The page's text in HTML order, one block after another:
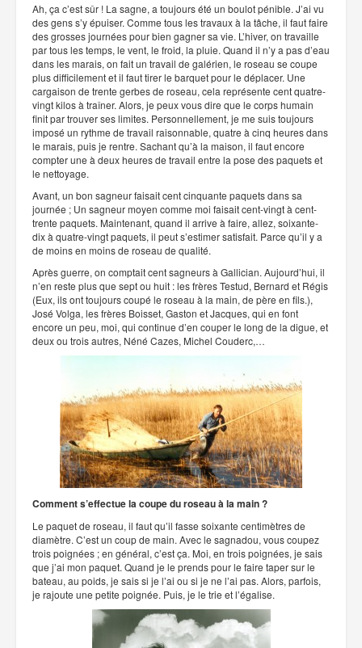
Ah, ça c’est sûr ! La sagne, a toujours été un boulot pénible. J’ai vu
des gens s’y épuiser. Comme tous les travaux à la tâche, il faut faire
des grosses journées pour bien gagner sa vie. L’hiver, on travaille
par tous les temps, le vent, le froid, la pluie. Quand il n’y a pas d’eau
dans les marais, on fait un travail de galérien, le roseau se coupe
plus difficilement et il faut tirer le barquet pour le déplacer. Une
cargaison de trente gerbes de roseau, cela représente cent quatre-
vingt kilos à traîner. Alors, je peux vous dire que le corps humain
finit par trouver ses limites. Personnellement, je me suis toujours
imposé un rythme de travail raisonnable, quatre à cinq heures dans
le marais, puis je rentre. Sachant qu’à la maison, il faut encore
compter une à deux heures de travail entre la pose des paquets et
le nettoyage.
Avant, un bon sagneur faisait cent cinquante paquets dans sa
journée ; Un sagneur moyen comme moi faisait cent-vingt à cent-
trente paquets. Maintenant, quand il arrive à faire, allez, soixante-
dix à quatre-vingt paquets, il peut s’estimer satisfait. Parce qu’il y a
de moins en moins de roseau de qualité.
Après guerre, on comptait cent sagneurs à Gallician. Aujourd’hui, il
n’en reste plus que sept ou huit : les frères Testud, Bernard et Régis
(Eux, ils ont toujours coupé le roseau à la main, de père en fils.),
José Volga, les frères Boisset, Gaston et Jacques, qui en font
encore un peu, moi, qui continue d’en couper le long de la digue, et
deux ou trois autres, Néné Cazes, Michel Couderc,…
Comment s’effectue la coupe du roseau à la main ?
Le paquet de roseau, il faut qu’il fasse soixante centimètres de
diamètre. C’est un coup de main. Avec le sagnadou, vous coupez
trois poignées ; en général, c’est ça. Moi, en trois poignées, je sais
que j’ai mon paquet. Quand je le prends pour le faire taper sur le
bateau, au poids, je sais si je l’ai ou si je ne l’ai pas. Alors, parfois,
je rajoute une petite poignée. Puis, je le trie et l’égalise.